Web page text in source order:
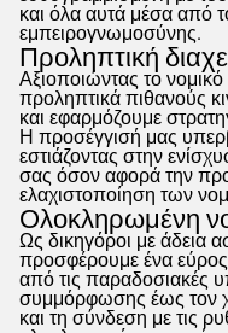
και όλα αυτά μέσα από
εμπειρογνωμοσύνης.
Προληπτική
Αξιοποιώντας το
προληπτικά πιθανούς
και εφαρμόζουμε
Η προσέγγισή μας
εστιάζοντας στην
σας όσον αφορά την
ελαχιστοποίηση των
Ολοκληρωμένη
Ως δικηγόροι με άδεια
προσφέρουμε ένα εύρος
από τις παραδοσιακές
συμμόρφωσης έως τον
και τη σύνδεση με τις